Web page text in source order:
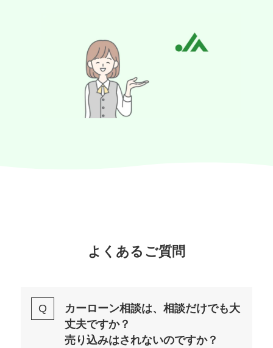
よくあるご質問
カーローン相談は、相談だけでも大
丈夫ですか？
売り込みはされないのですか？